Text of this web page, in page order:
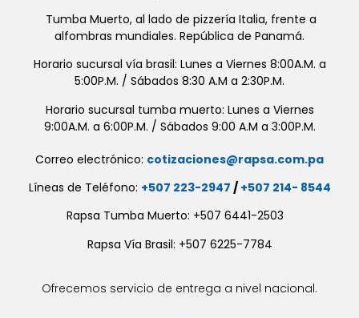
Tumba Muerto, al lado de pizzería Italia, frente a
alfombras mundiales. República de Panamá.
Horario sucursal vía brasil: Lunes a Viernes 8:00A.M. a
5:00P.M. / Sábados 8:30 A.M a 2:30P.M.
Horario sucursal tumba muerto: Lunes a Viernes
9:00A.M. a 6:00P.M. / Sábados 9:00 A.M a 3:00P.M.
Correo electrónico: cotizaciones@rapsa.com.pa
Líneas de Teléfono: +507 223-2947 / +507 214- 8544
Rapsa Tumba Muerto: +507 6441-2503
Rapsa Vía Brasil: +507 6225-7784
Ofrecemos servicio de entrega a nivel nacional.